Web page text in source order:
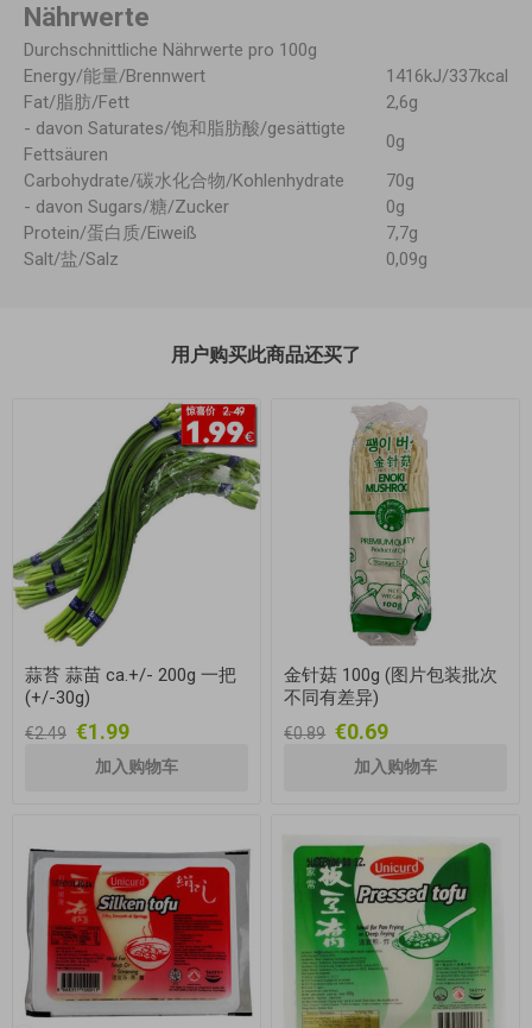
Nährwerte
Durchschnittliche Nährwerte pro 100g
Energy/能量/Brennwert
1416kJ/337kcal
Fat/脂肪/Fett
2,6g
- davon Saturates/饱和脂肪酸/gesättigte
Fettsäuren
0g
Carbohydrate/碳水化合物/Kohlenhydrate
70g
- davon Sugars/糖/Zucker
0g
Protein/蛋白质/Eiweiß
7,7g
Salt/盐/Salz
0,09g
用户购买此商品还买了
蒜苔 蒜苗 ca.+/- 200g 一把
(+/-30g)
€2.49 €1.99
金针菇 100g (图片包装批次
不同有差异)
€0.89 €0.69